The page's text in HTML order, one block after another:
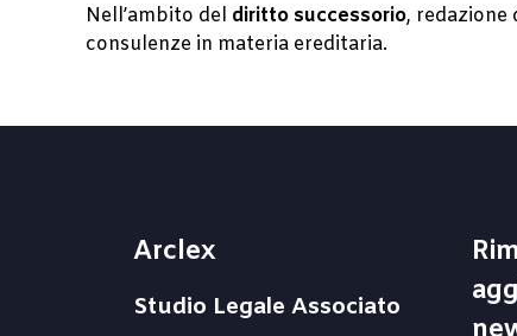
Nell’ambito del diritto successorio, redazione
consulenze in materia ereditaria.
Arclex
Studio Legale Associato